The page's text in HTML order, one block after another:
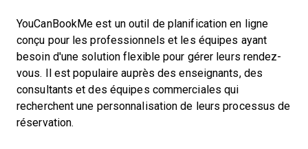
YouCanBookMe est un outil de planification en ligne
conçu pour les professionnels et les équipes ayant
besoin d'une solution flexible pour gérer leurs rendez-
vous. Il est populaire auprès des enseignants, des
consultants et des équipes commerciales qui
recherchent une personnalisation de leurs processus de
réservation.